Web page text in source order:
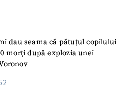
dau seama că pătuțul copilului
morți după explozia unei